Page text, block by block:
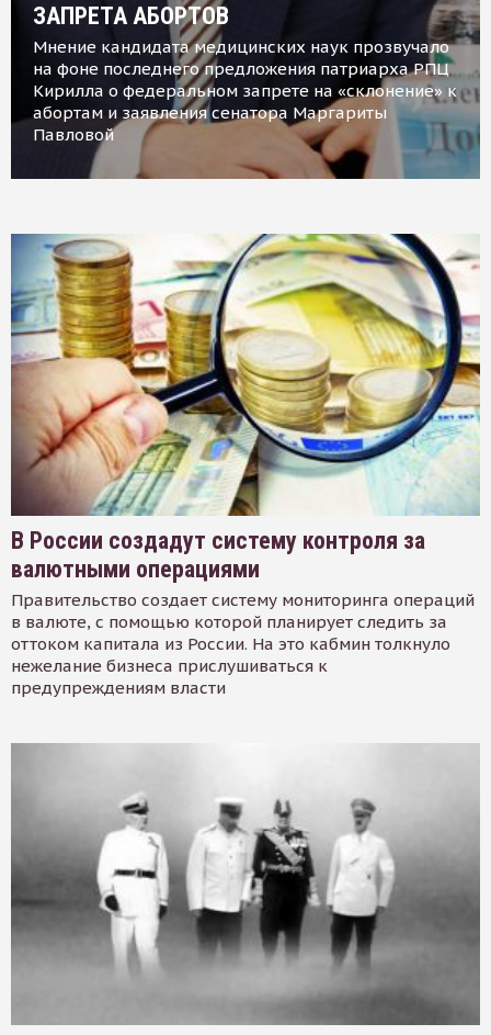
ЗАПРЕТА АБОРТОВ
Мнение кандидата медицинских наук прозвучало
на фоне последнего предложения патриарха РПЦ
Кирилла о федеральном запрете на «склонение» к
абортам и заявления сенатора Маргариты
Павловой
В России создадут систему контроля за
валютными операциями
Правительство создает систему мониторинга операций
в валюте, с помощью которой планирует следить за
оттоком капитала из России. На это кабмин толкнуло
нежелание бизнеса прислушиваться к
предупреждениям власти